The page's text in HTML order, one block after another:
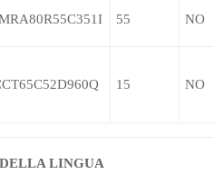
55 NO
15 NO
LINGUA